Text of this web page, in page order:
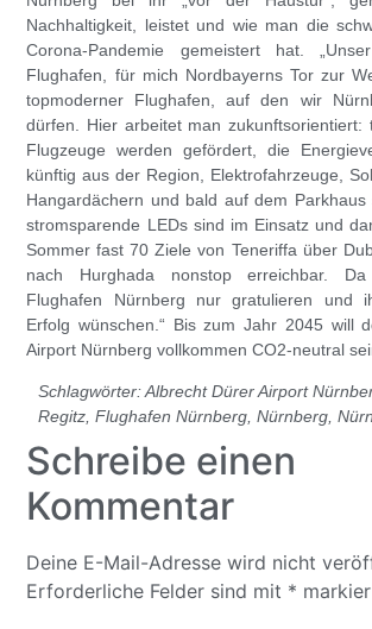
Nachhaltigkeit, leistet und wie man die
Corona-Pandemie gemeistert hat.
Flughafen, für mich Nordbayerns Tor zur
topmoderner Flughafen, auf den wir
dürfen. Hier arbeitet man zukunftsorientiert:
Flugzeuge werden gefördert, die
künftig aus der Region, Elektrofahrzeuge,
Hangardächern und bald auf dem Parkhaus
stromsparende LEDs sind im Einsatz und
Sommer fast 70 Ziele von Teneriffa über
nach Hurghada nonstop erreichbar.
Flughafen Nürnberg nur gratulieren und
Erfolg wünschen.“ Bis zum Jahr 2045 will
Airport Nürnberg vollkommen CO2-neutral
Schlagwörter:Albrecht Dürer Airport
Regitz,Flughafen Nürnberg,Nürnberg,
Schreibe einen
Kommentar
Deine E-Mail-Adresse wird nicht
Erforderliche Felder sind mit *